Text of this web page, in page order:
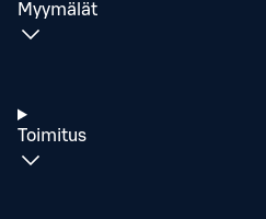
Myymälät
Toimitus